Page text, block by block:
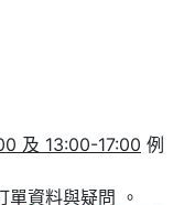
及 13:00-17:00 例
留下您的訂單資料與疑問 。